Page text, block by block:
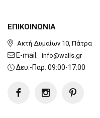
ΕΠΙΚΟΙΝΩΝΙΑ
Ακτή Δυμαίων 10, Πάτρα
E-mail: info@walls.gr
Δευ.-Παρ. 09:00-17:00